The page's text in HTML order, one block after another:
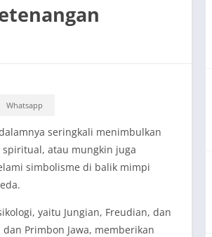
Whatsapp
seringkali menimbulkan
atau mungkin juga
simbolisme di balik mimpi
yaitu Jungian, Freudian, dan
Primbon Jawa, memberikan